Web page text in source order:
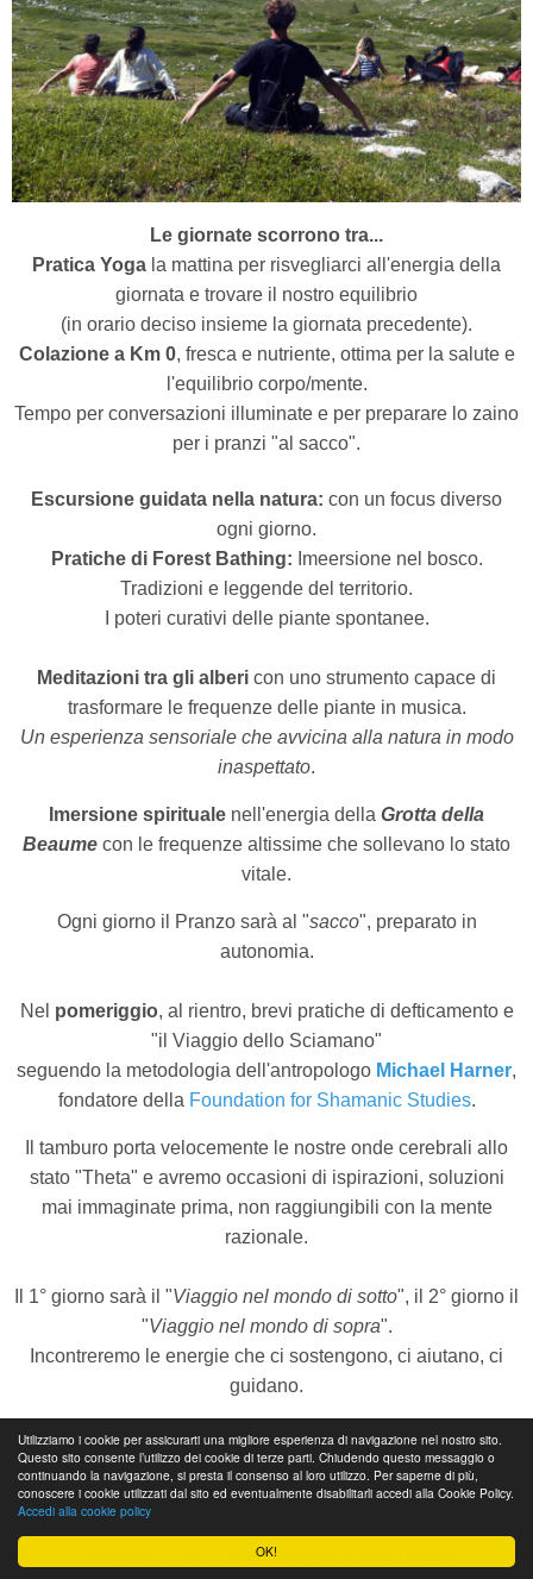
OK!
Utilizziamo i cookie per assicurarti una migliore esperienza di navigazione nel nostro sito.
Questo sito consente l’utilizzo dei cookie di terze parti. Chiudendo questo messaggio o
continuando la navigazione, si presta il consenso al loro utilizzo. Per saperne di più,
conoscere i cookie utilizzati dal sito ed eventualmente disabilitarli accedi alla Cookie Policy.
Accedi alla cookie policy
Le giornate scorrono tra...
Pratica Yoga la mattina per risvegliarci all'energia della
giornata e trovare il nostro equilibrio
(in orario deciso insieme la giornata precedente).
Colazione a Km 0, fresca e nutriente, ottima per la salute e
l'equilibrio corpo/mente.
Tempo per conversazioni illuminate e per preparare lo zaino
per i pranzi "al sacco".
Escursione guidata nella natura: con un focus diverso
ogni giorno.
Pratiche di Forest Bathing: Imeersione nel bosco.
Tradizioni e leggende del territorio.
I poteri curativi delle piante spontanee.
Meditazioni tra gli alberi con uno strumento capace di
trasformare le frequenze delle piante in musica.
Un esperienza sensoriale che avvicina alla natura in modo
inaspettato.
Imersione spirituale nell'energia della Grotta della
Beaume con le frequenze altissime che sollevano lo stato
vitale.
Ogni giorno il Pranzo sarà al "sacco", preparato in
autonomia.
Nel pomeriggio, al rientro, brevi pratiche di defticamento e
"il Viaggio dello Sciamano"
seguendo la metodologia dell'antropologo Michael Harner,
fondatore della Foundation for Shamanic Studies.
Il tamburo porta velocemente le nostre onde cerebrali allo
stato "Theta" e avremo occasioni di ispirazioni, soluzioni
mai immaginate prima, non raggiungibili con la mente
razionale.
Il 1° giorno sarà il "Viaggio nel mondo di sotto", il 2° giorno il
"Viaggio nel mondo di sopra".
Incontreremo le energie che ci sostengono, ci aiutano, ci
guidano.
Martedì 2 Giugno
Martedì 2 Giugno, nel pomeriggio costruzione dell' "Oggetto
rinnovatrice che ci accompagnerà tutta l'estate.